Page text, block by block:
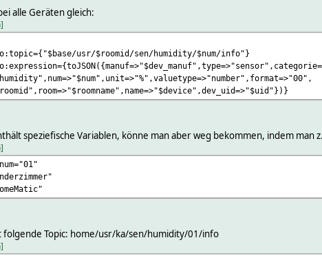
alle Geräten gleich:
usr/$roomid/sen/humidity/$num/info"}
speziefische Variablen, könne man aber weg bekommen, indem
folgende Topic: home/usr/ka/sen/humidity/01/info